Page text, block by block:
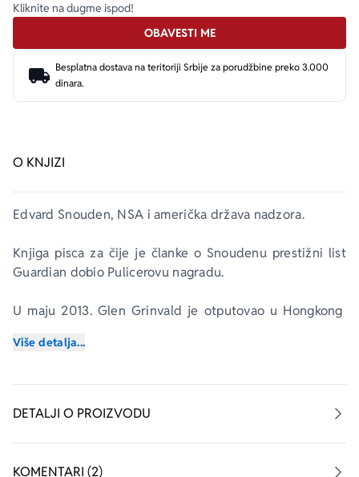
O KNJIZI
Edvard Snouden, NSA i američka država nadzora.
Knjiga pisca za čije je članke o Snoudenu prestižni list
Guardian dobio Pulicerovu nagradu.
U maju 2013. Glen Grinvald je otputovao u Hongkong
ima zapanjujuće dokaze o sveprisutnom državnom
kriptografski najzaštićenijih kanala. Ispostavilo se da je
taj izvor dvadesetdevetogodišnji stručnjak agencije
razgranatim zloupotrebama ovlašćenja te agencije
pokazaće se kao najeksplozivnija i najznačajnija vest
Više detalja...
DETALJI O PROIZVODU
KOMENTARI (2)
Kliknite na dugme ispod!
OBAVESTI ME
Besplatna dostava na teritoriji Srbije za porudžbine preko 3.000
dinara.